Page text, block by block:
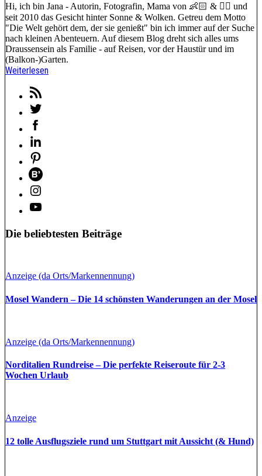
Hi, ich bin Jana - Autorin, Fotografin, Mama von 👶🏻 & 🐕‍🦺 und
seit 2010 das Gesicht hinter Sonne & Wolken. Getreu dem Motto
"Die Welt gehört dem, der sie genießt" bin ich immer auf der Suche
nach kleinen Abenteuern. Auf diesem Blog dreht sich alles ums
Draussensein als Familie - auf Reisen, vor der Haustür und im
(Balkon-)Garten.
Weiterlesen
Die beliebtesten Beiträge
Anzeige (da Orts/Markennennung)
Mosel Wandern – Die 14 schönsten Wanderungen an der Mosel
Anzeige (da Orts/Markennennung)
Norditalien Rundreise – Die perfekte Reiseroute für 2-3
Wochen Urlaub
Anzeige
12 tolle Ausflugsziele rund um Stuttgart mit Aussicht (& Hund)